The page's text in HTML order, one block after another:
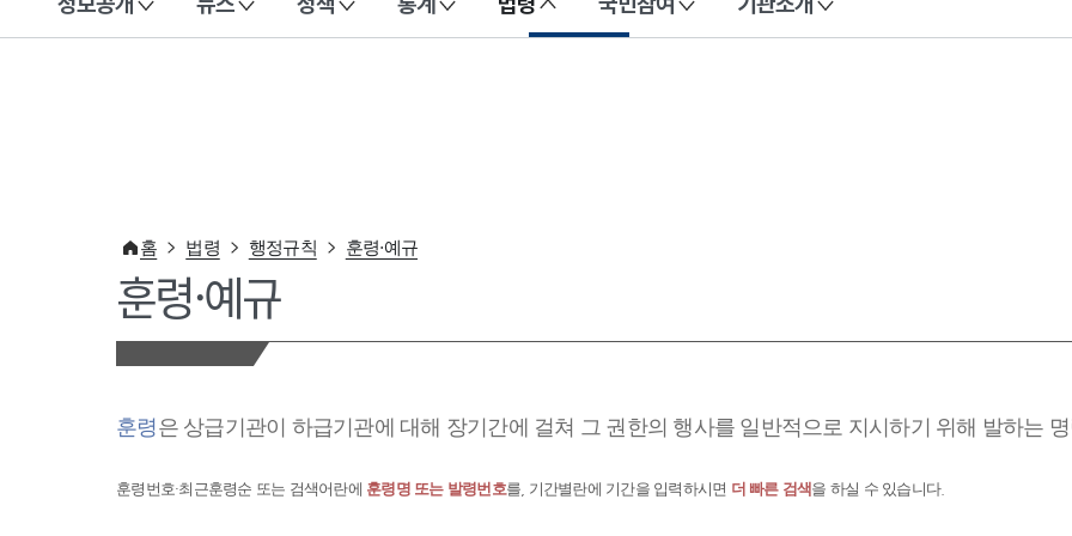
이 누리집은 대한민국 공식 전자정부 누리집입니다.
홈 법령 행정규칙 훈령·예규
훈령·예규
훈령은 상급기관이 하급기관에 대해 장기간에 걸쳐 그 권한의 행사를 일반적으로 지시하기 위해 발하는
훈령번호·최근훈령순 또는 검색어란에 훈령명 또는 발령번호를, 기간별란에 기간을 입력하시면 더 빠른 검색 을 하실 수 있습니다.